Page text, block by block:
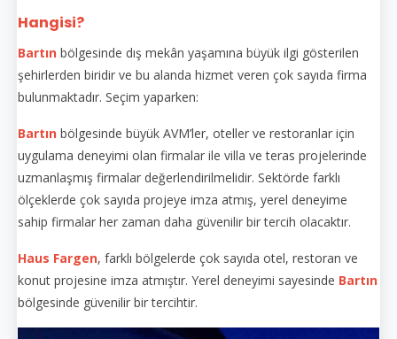
Hangisi?
Bartın bölgesinde dış mekân yaşamına büyük ilgi gösterilen
şehirlerden biridir ve bu alanda hizmet veren çok sayıda firma
bulunmaktadır. Seçim yaparken:
Bartın bölgesinde büyük AVM’ler, oteller ve restoranlar için
uygulama deneyimi olan firmalar ile villa ve teras projelerinde
uzmanlaşmış firmalar değerlendirilmelidir. Sektörde farklı
ölçeklerde çok sayıda projeye imza atmış, yerel deneyime
sahip firmalar her zaman daha güvenilir bir tercih olacaktır.
Haus Fargen, farklı bölgelerde çok sayıda otel, restoran ve
konut projesine imza atmıştır. Yerel deneyimi sayesinde Bartın
bölgesinde güvenilir bir tercihtir.